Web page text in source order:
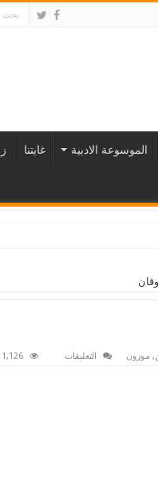
الموسوعة الادبية غايتنا
, موزون التعليقات 1,126 زيارة